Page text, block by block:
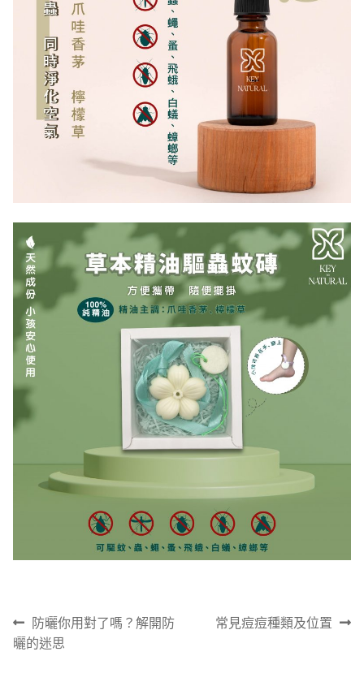
文
章
導
上
一
防曬你用對了嗎？解開防
曬的迷思
下
常見痘痘種類及位置